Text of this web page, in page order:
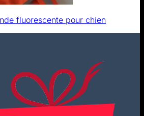
fluorescente pour chien